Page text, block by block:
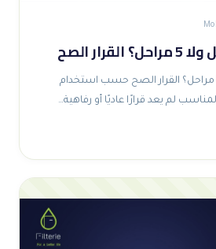
فلتر مياه 7 مراحل ولا 5 مراحل؟ القرار الصح حسب استخدام
لم يعد قرارًا عاديًا أو رفاهية…